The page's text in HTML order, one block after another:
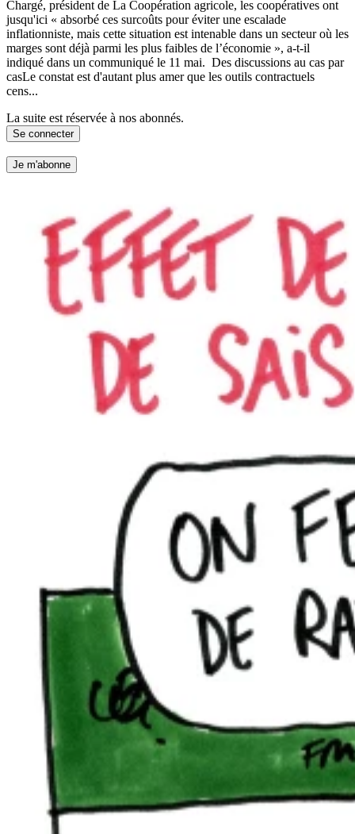
Chargé, président de La Coopération agricole, les coopératives ont
jusqu'ici « absorbé ces surcoûts pour éviter une escalade
inflationniste, mais cette situation est intenable dans un secteur où les
marges sont déjà parmi les plus faibles de l’économie », a-t-il
indiqué dans un communiqué le 11 mai. Des discussions au cas par
casLe constat est d'autant plus amer que les outils contractuels
cens...
La suite est réservée à nos abonnés.
Se connecter
Je m'abonne